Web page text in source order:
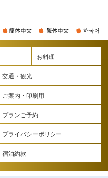
お料理
交通・観光
ご案内・印刷用
プランご予約
プライバシーポリシー
宿泊約款